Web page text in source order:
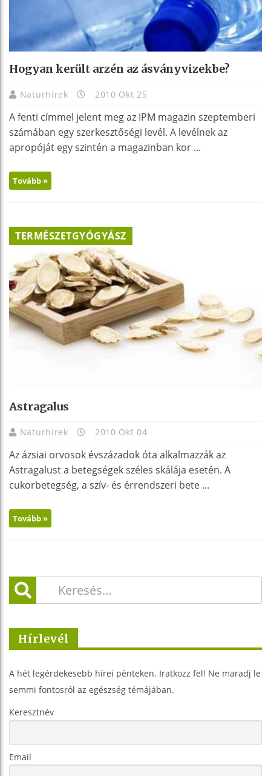
Hogyan került arzén az ásványvizekbe?
Naturhirek 2010 Okt 25
A fenti címmel jelent meg az IPM magazin szeptemberi
számában egy szerkesztőségi levél. A levélnek az
apropóját egy szintén a magazinban kor ...
Tovább »
TERMÉSZETGYÓGYÁSZ
Astragalus
Naturhirek 2010 Okt 04
Az ázsiai orvosok évszázadok óta alkalmazzák az
Astragalust a betegségek széles skálája esetén. A
cukorbetegség, a szív- és érrendszeri bete ...
Tovább »
Hírlevél
A hét legérdekesebb hírei pénteken. Iratkozz fel! Ne maradj le
semmi fontosról az egészség témájában.
Keresztnév
Email